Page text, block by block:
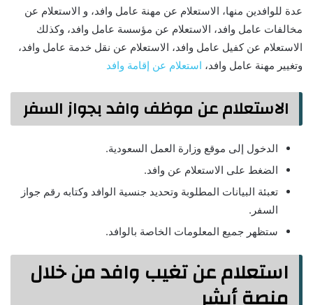
عدة للوافدين منها، الاستعلام عن مهنة عامل وافد، و الاستعلام عن
مخالفات عامل وافد، الاستعلام عن مؤسسة عامل وافد، وكذلك
الاستعلام عن كفيل عامل وافد، الاستعلام عن نقل خدمة عامل وافد،
وتغيير مهنة عامل وافد، استعلام عن إقامة وافد
الاستعلام عن موظف وافد بجواز السفر
الدخول إلى موقع وزارة العمل السعودية.
الضغط على الاستعلام عن وافد.
تعبئة البيانات المطلوبة وتحديد جنسية الوافد وكتابه رقم جواز
السفر.
ستظهر جميع المعلومات الخاصة بالوافد.
استعلام عن تغيب وافد من خلال